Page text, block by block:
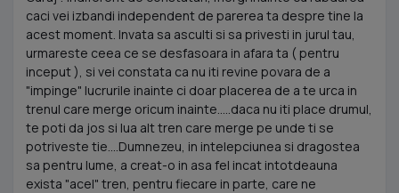
caci vei izbandi independent de parerea ta despre tine la
acest moment. Invata sa asculti si sa privesti in jurul tau,
urmareste ceea ce se desfasoara in afara ta ( pentru
inceput ), si vei constata ca nu iti revine povara de a
"impinge" lucrurile inainte ci doar placerea de a te urca in
trenul care merge oricum inainte.....daca nu iti place drumul,
te poti da jos si lua alt tren care merge pe unde ti se
potriveste tie....Dumnezeu, in intelepciunea si dragostea
sa pentru lume, a creat-o in asa fel incat intotdeauna
exista "acel" tren, pentru fiecare in parte, care ne